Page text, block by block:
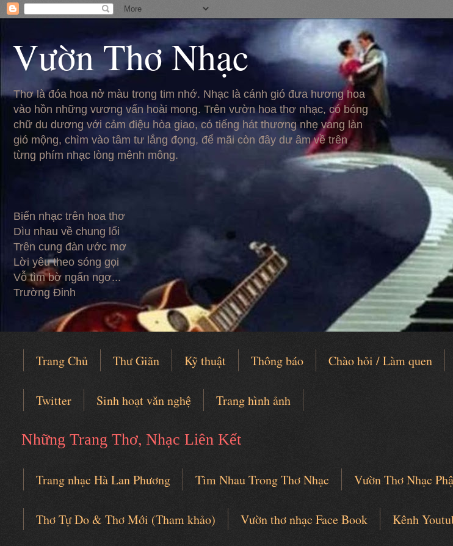
Vườn Thơ Nhạc
Thơ là đóa hoa nở màu trong tim nhớ. Nhạc là cánh gió đưa hương hoa
vào hồn những vương vấn hoài mong. Trên vườn hoa thơ nhạc, có bóng
chữ du dương với cảm điệu hòa giao, có tiếng hát thương nhẹ vang làn
gió mộng, chìm vào tâm tư lắng đọng, để mãi còn đây dư âm về trên
từng phím nhạc lòng mênh mông.
Biển nhạc trên hoa thơ
Dìu nhau về chung lối
Trên cung đàn ước mơ
Lời yêu theo sóng gọi
Vỗ tìm bờ ngẩn ngơ...
Trường Đinh
Trang Chủ Thư Giãn Kỹ thuật Thông báo Chào hỏi / Làm quen
Twitter Sinh hoạt văn nghệ Trang hình ảnh
Những Trang Thơ, Nhạc Liên Kết
Trang nhạc Hà Lan Phương Tìm Nhau Trong Thơ Nhạc Vườn Thơ Nhạc
Thơ Tự Do & Thơ Mới (Tham khảo)
Vườn thơ nhạc Face Book Kênh